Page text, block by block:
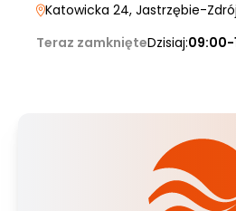
Katowicka 24, Jastrzębie-Zdrój
Teraz zamknięteDzisiaj:09:00-